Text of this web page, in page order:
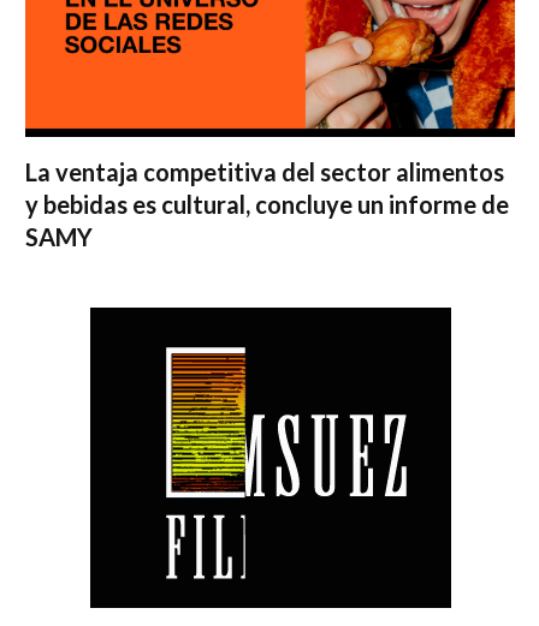
La ventaja competitiva del sector alimentos
y bebidas es cultural, concluye un informe de
SAMY